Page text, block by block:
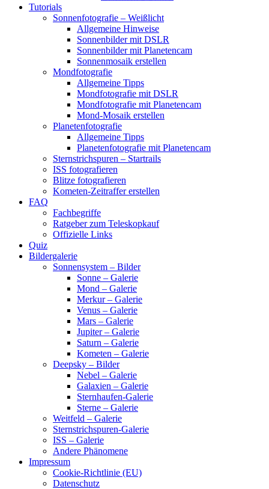
Tutorials
Sonnenfotografie – Weißlicht
Allgemeine Hinweise
Sonnenbilder mit DSLR
Sonnenbilder mit Planetencam
Sonnenmosaik erstellen
Mondfotografie
Allgemeine Tipps
Mondfotografie mit DSLR
Mondfotografie mit Planetencam
Mond-Mosaik erstellen
Planetenfotografie
Allgemeine Tipps
Planetenfotografie mit Planetencam
Sternstrichspuren – Startrails
ISS fotografieren
Blitze fotografieren
Kometen-Zeitraffer erstellen
FAQ
Fachbegriffe
Ratgeber zum Teleskopkauf
Offizielle Links
Quiz
Bildergalerie
Sonnensystem – Bilder
Sonne – Galerie
Mond – Galerie
Merkur – Galerie
Venus – Galerie
Mars – Galerie
Jupiter – Galerie
Saturn – Galerie
Kometen – Galerie
Deepsky – Bilder
Nebel – Galerie
Galaxien – Galerie
Sternhaufen-Galerie
Sterne – Galerie
Weitfeld – Galerie
Sternstrichspuren-Galerie
ISS – Galerie
Andere Phänomene
Impressum
Cookie-Richtlinie (EU)
Datenschutz